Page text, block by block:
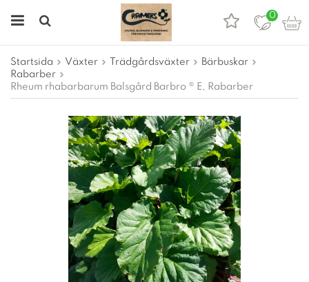
0
Startsida Växter Trädgårdsväxter
Bärbuskar
Rabarber
Rheum rhabarbarum Balsgård Barbro ® E, Rabarber